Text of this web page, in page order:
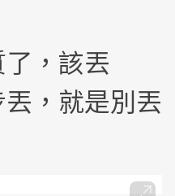
，該丟
，就是別丟